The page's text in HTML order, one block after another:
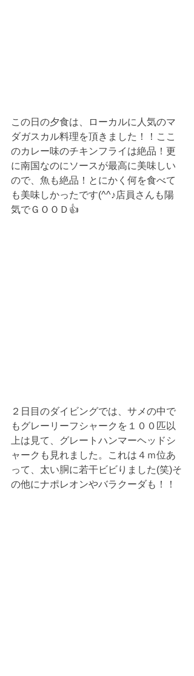
この日の夕食は、ローカルに人気のマ
ダガスカル料理を頂きました！！ここ
のカレー味のチキンフライは絶品！更
に南国なのにソースが最高に美味しい
ので、魚も絶品！とにかく何を食べて
も美味しかったです(^^♪店員さんも陽
気でＧＯＯＤ👍
２日目のダイビングでは、サメの中で
もグレーリーフシャークを１００匹以
上は見て、グレートハンマーヘッドシ
ャークも見れました。これは４ｍ位あ
って、太い胴に若干ビビりました(笑)そ
の他にナポレオンやバラクーダも！！